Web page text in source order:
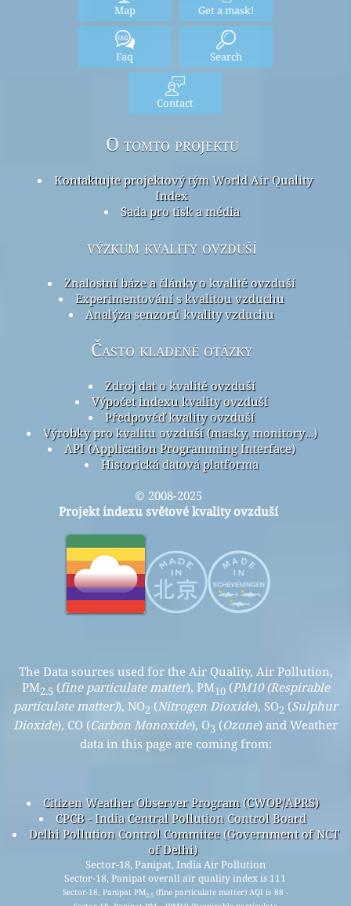
Map Get a mask!
Faq Search
Contact
O tomto projektu
Kontaktujte projektový tým World Air Quality
Index
Sada pro tisk a média
výzkum kvality ovzduší
Znalostní báze a články o kvalitě ovzduší
Experimentování s kvalitou vzduchu
Analýza senzorů kvality vzduchu
Často kladené otázky
Zdroj dat o kvalitě ovzduší
Výpočet indexu kvality ovzduší
Předpověď kvality ovzduší
Výrobky pro kvalitu ovzduší (masky, monitory…)
API (Application Programming Interface)
Historická datová platforma
© 2008-2025
Projekt indexu světové kvality ovzduší
The Data sources used for the Air Quality, Air Pollution,
PM2.5 (fine particulate matter), PM10(PM10 (Respirable
particulate matter)), NO2 (Nitrogen Dioxide), SO2 (Sulphur
Dioxide), CO (Carbon Monoxide), O3 (Ozone) and Weather
data in this page are coming from:
Citizen Weather Observer Program (CWOP/APRS)
CPCB - India Central Pollution Control Board
Delhi Pollution Control Commitee (Government of NCT
of Delhi)
Sector-18, Panipat, India Air Pollution
Sector-18, Panipat overall air quality index is 111
Sector-18, Panipat PM2.5(fine particulate matter) AQI is 88 -